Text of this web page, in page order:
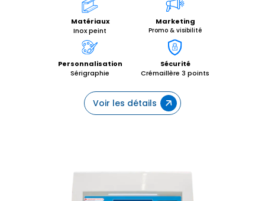
Marketing
Promo & visibilité
Matériaux
Inox peint
Sécurité
Crémaillère 3 points
Personnalisation
Sérigraphie
Voir les détails